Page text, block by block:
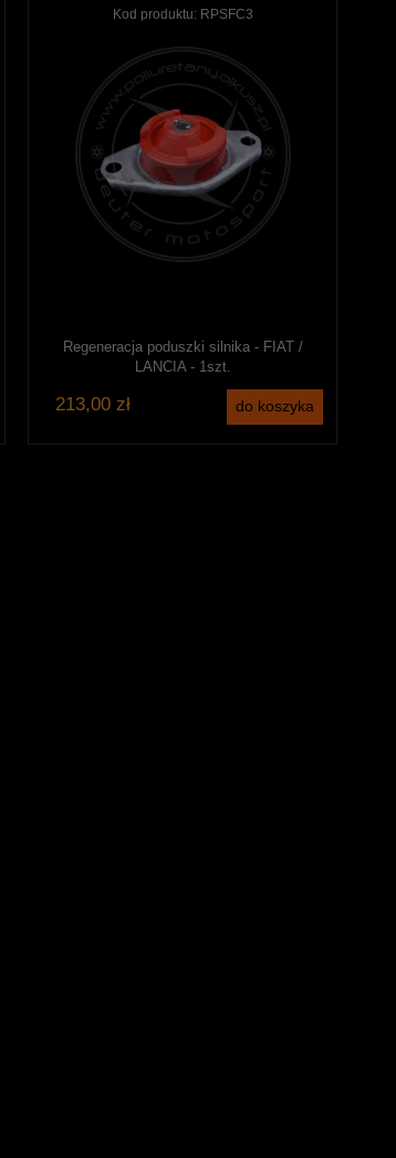
Kod produktu: RPSFC3
Regeneracja poduszki silnika - FIAT /
LANCIA - 1szt.
213,00 zł do koszyka